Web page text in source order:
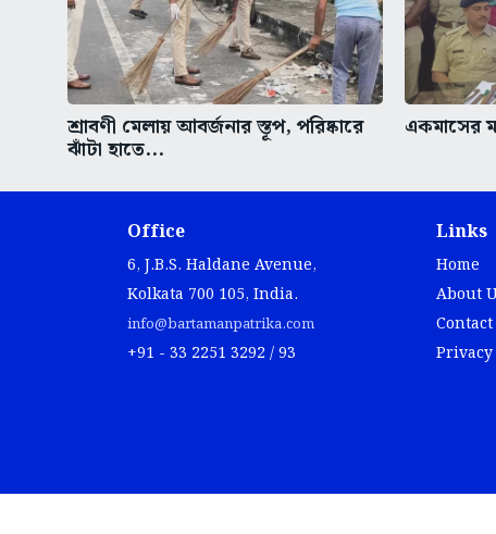
শ্রাবণী মেলায় আবর্জনার স্তূপ, পরিষ্কারে
ঝাঁটা হাতে...
একমাসের
Office
6, J.B.S. Haldane Avenue,
Kolkata 700 105, India.
info@bartamanpatrika.com
+91 - 33 2251 3292 / 93
Links
Home
About
Contact